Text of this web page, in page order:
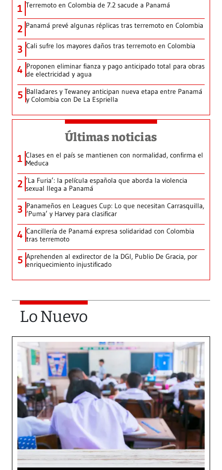
1 Terremoto en Colombia de 7.2 sacude a Panamá
2 Panamá prevé algunas réplicas tras terremoto en Colombia
3 Cali sufre los mayores daños tras terremoto en Colombia
4 Proponen eliminar fianza y pago anticipado total para obras
de electricidad y agua
5 Balladares y Tewaney anticipan nueva etapa entre Panamá
y Colombia con De La Espriella
Últimas noticias
1 Clases en el país se mantienen con normalidad, confirma el
Meduca
2 ‘La Furia’: la película española que aborda la violencia
sexual llega a Panamá
3 Panameños en Leagues Cup: Lo que necesitan Carrasquilla,
‘Puma’ y Harvey para clasificar
4 Cancillería de Panamá expresa solidaridad con Colombia
tras terremoto
5 Aprehenden al exdirector de la DGI, Publio De Gracia, por
enriquecimiento injustificado
Lo Nuevo